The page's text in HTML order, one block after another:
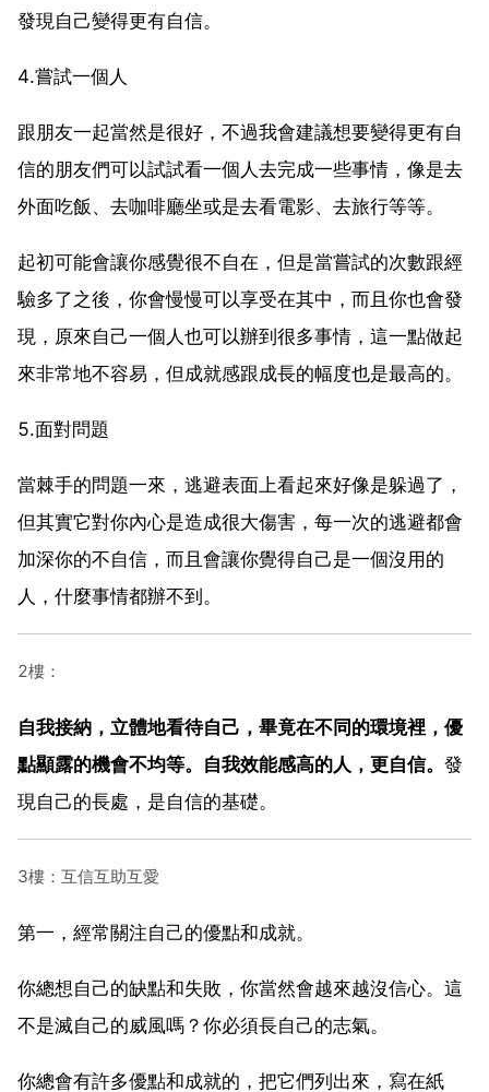
發現自己變得更有自信。
4.嘗試一個人
跟朋友一起當然是很好，不過我會建議想要變得更有自
信的朋友們可以試試看一個人去完成一些事情，像是去
外面吃飯、去咖啡廳坐或是去看電影、去旅行等等。
起初可能會讓你感覺很不自在，但是當嘗試的次數跟經
驗多了之後，你會慢慢可以享受在其中，而且你也會發
現，原來自己一個人也可以辦到很多事情，這一點做起
來非常地不容易，但成就感跟成長的幅度也是最高的。
5.面對問題
當棘手的問題一來，逃避表面上看起來好像是躲過了，
但其實它對你內心是造成很大傷害，每一次的逃避都會
加深你的不自信，而且會讓你覺得自己是一個沒用的
人，什麼事情都辦不到。
2樓：
自我接納，立體地看待自己，畢竟在不同的環境裡，優
點顯露的機會不均等。自我效能感高的人，更自信。 發
現自己的長處，是自信的基礎。
3樓：互信互助互愛
第一，經常關注自己的優點和成就。
你總想自己的缺點和失敗，你當然會越來越沒信心。這
不是滅自己的威風嗎？你必須長自己的志氣。
你總會有許多優點和成就的，把它們列出來，寫在紙